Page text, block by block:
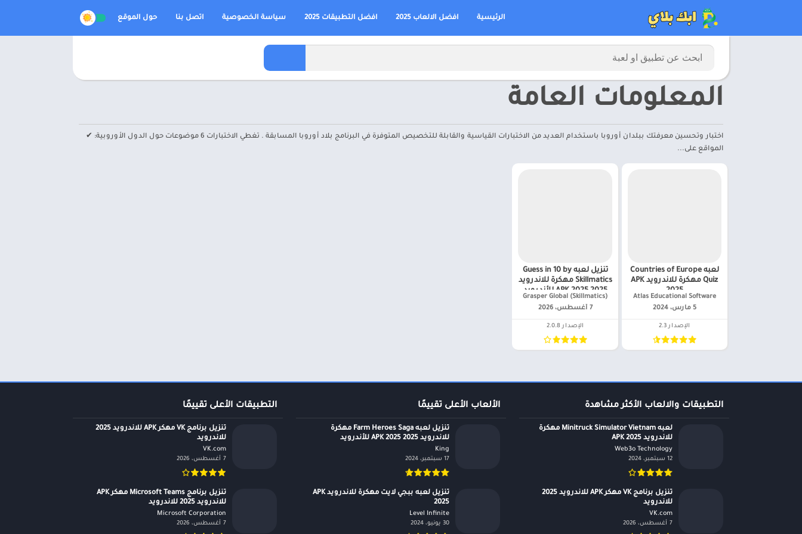
الرئيسية افضل الالعاب 2025 افضل التطبيقات 2025 سياسة الخصوصية اتصل بنا حول الموقع
المعلومات العامة
اختبار وتحسين معرفتك ببلدان أوروبا باستخدام العديد من الاختبارات القياسية والقابلة للتخصيص المتوفرة في البرنامج بلاد أوروبا المسابقة . تغطي الاختبارات 6 موضوعات حول الدول الأوروبية: ✔
المواقع على...
لعبه Countries of Europe
Quiz مهكرة للاندرويد APK
2025
Atlas Educational Software‏
5 مارس، 2024
الإصدار 2.3
تنزيل لعبه Guess in 10 by
Skillmatics مهكرة للاندرويد
APK 2025 2025 للأندرويد
Grasper Global (Skillmatics)‏
7 أغسطس، 2026
الإصدار 2.0.8
التطبيقات الأعلى تقييمًا
تنزيل برنامج VK مهكر APK للاندرويد 2025
للاندرويد
VK.com‏
7 أغسطس، 2026
تنزيل برنامج Microsoft Teams مهكر APK
للاندرويد 2025 للاندرويد
Microsoft Corporation‏
7 أغسطس، 2026
الألعاب الأعلى تقييمًا
تنزيل لعبه Farm Heroes Saga مهكرة
للاندرويد APK 2025 2025 للأندرويد
King‏
17 سبتمبر، 2024
تنزيل لعبه ببجي لايت مهكرة للاندرويد APK
2025
Level Infinite‏
30 يونيو، 2024
التطبيقات والالعاب الأكثر مشاهدة
لعبه Minitruck Simulator Vietnam مهكرة
للاندرويد APK 2025
Web3o Technology‏
12 سبتمبر، 2024
تنزيل برنامج VK مهكر APK للاندرويد 2025
للاندرويد
VK.com‏
7 أغسطس، 2026